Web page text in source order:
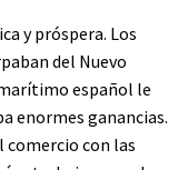
y próspera. Los
del Nuevo
español le
enormes ganancias.
comercio con las